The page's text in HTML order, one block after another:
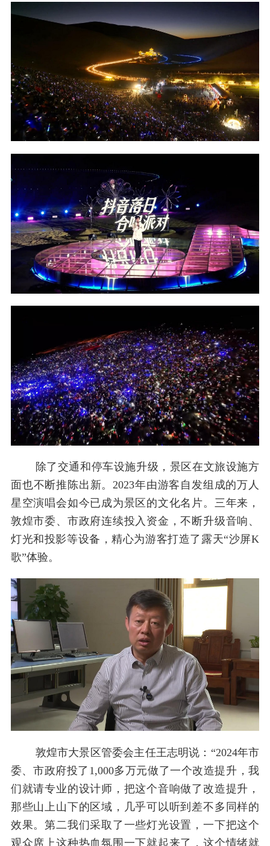
除了交通和停车设施升级，景区在文旅设施方
面也不断推陈出新。2023年由游客自发组成的万人
星空演唱会如今已成为景区的文化名片。三年来，
敦煌市委、市政府连续投入资金，不断升级音响、
灯光和投影等设备，精心为游客打造了露天“沙屏K
歌”体验。
敦煌市大景区管委会主任王志明说：“2024年市
委、市政府投了1,000多万元做了一个改造提升，我
们就请专业的设计师，把这个音响做了改造提升，
那些山上山下的区域，几乎可以听到差不多同样的
效果。第二我们采取了一些灯光设置，一下把这个
观众席上这种热血氛围一下就起来了，这个情绪就